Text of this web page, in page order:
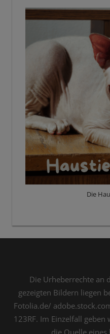
Die
Die Urheberrechte an
gezeigten Bildern liegen
Fotolia.de/
123RF. Im Einzelfall
die Quelle eines